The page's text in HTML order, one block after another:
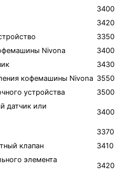
3400
3420
3350
Nivona
3400
3430
кофемашины Nivona 3550
устройства
3500
датчик или
3400
3370
клапан
3410
элемента
3420